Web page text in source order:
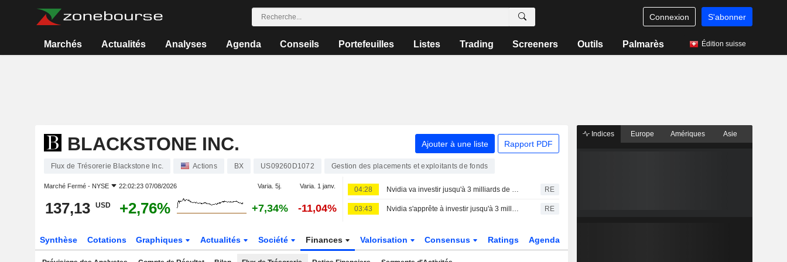
Connexion S'abonner
Marchés Actualités Analyses Agenda Conseils Portefeuilles Listes Trading Screeners Outils Palmarès Édition suisse
BLACKSTONE INC. Ajouter à une liste Rapport PDF
Flux de Trésorerie Blackstone Inc. Actions BX US09260D1072 Gestion des placements et exploitants de fonds
Marché Fermé - NYSE 22:02:23 07/08/2026 Varia. 5j. Varia. 1 janv.
137,13 USD +2,76% +7,34% -11,04%
04:28 Nvidia va investir jusqu'à 3 milliards de dollars dans Lancium, le développeur du centre de données Stargate, selon The Information RE
03:43 Nvidia s'apprête à investir jusqu'à 3 milliards de dollars dans Lancium, selon The Information RE
Synthèse Cotations Graphiques Actualités Société Finances Valorisation Consensus Ratings Agenda
Indices Europe Amériques Asie